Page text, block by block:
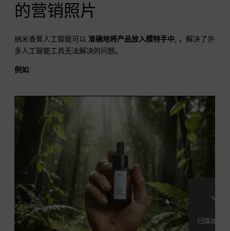
的营销照片
纳米香蕉人工智能可以 准确地将产品放入模特手中 , ，解决了许
多人工智能工具无法解决的问题。.
例如